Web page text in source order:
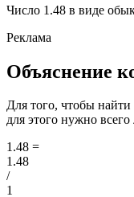
Число 1.48 в виде
Объяснение
Для того, чтобы
для этого нужно
1.48 =
1.48
/
1